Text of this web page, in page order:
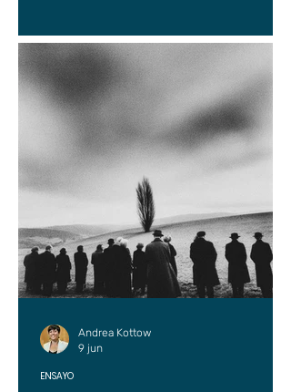
ENSAYO
Andrea Kottow
9 jun